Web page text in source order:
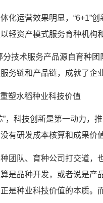
化运营效果明显，“6+1”
轻资产模式服务育种机
分技术服务产品源自育种
务链和产品链，成就了企
塑水稻种业科技价值
”，科技创新是第一动力
有研发成本核算和成果价
团队、育种公司打交道，
是品种开发，或者说是
是种业科技价值的本质。